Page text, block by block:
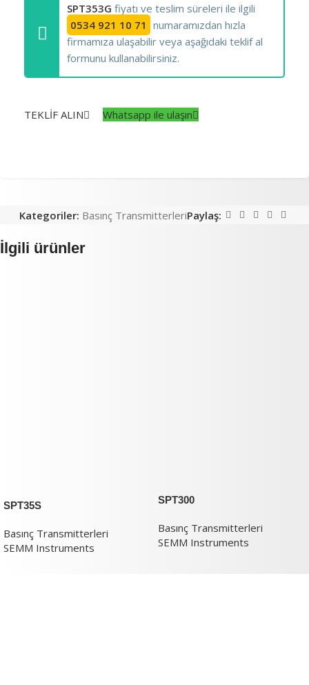
SPT353G fiyatı ve teslim süreleri ile ilgili
0534 921 10 71 numaramızdan hızla
firmamıza ulaşabilir veya aşağıdaki teklif al
formunu kullanabilirsiniz.
TEKLİF ALIN Whatsapp ile ulaşın
Kategoriler: Basınç TransmitterleriPaylaş:
İlgili ürünler
SPT35S
Basınç Transmitterleri
SEMM Instruments
SPT300
Basınç Transmitterleri
SEMM Instruments